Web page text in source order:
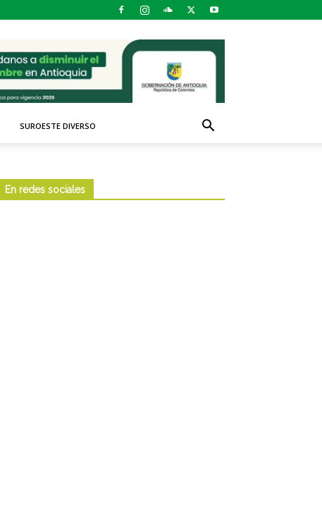
SUROESTE DIVERSO
En redes sociales